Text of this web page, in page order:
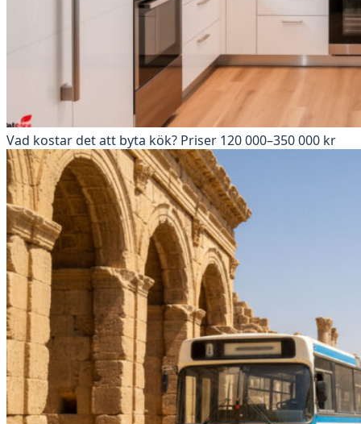
Vad kostar det att byta kök? Priser 120 000–350 000 kr